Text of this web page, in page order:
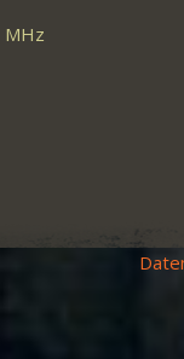
MHz